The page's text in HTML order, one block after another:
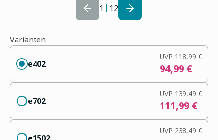
1 12
Varianten
e402
UVP 118,99 €
94,99 €
e702
UVP 139,49 €
111,99 €
UVP 238,49 €